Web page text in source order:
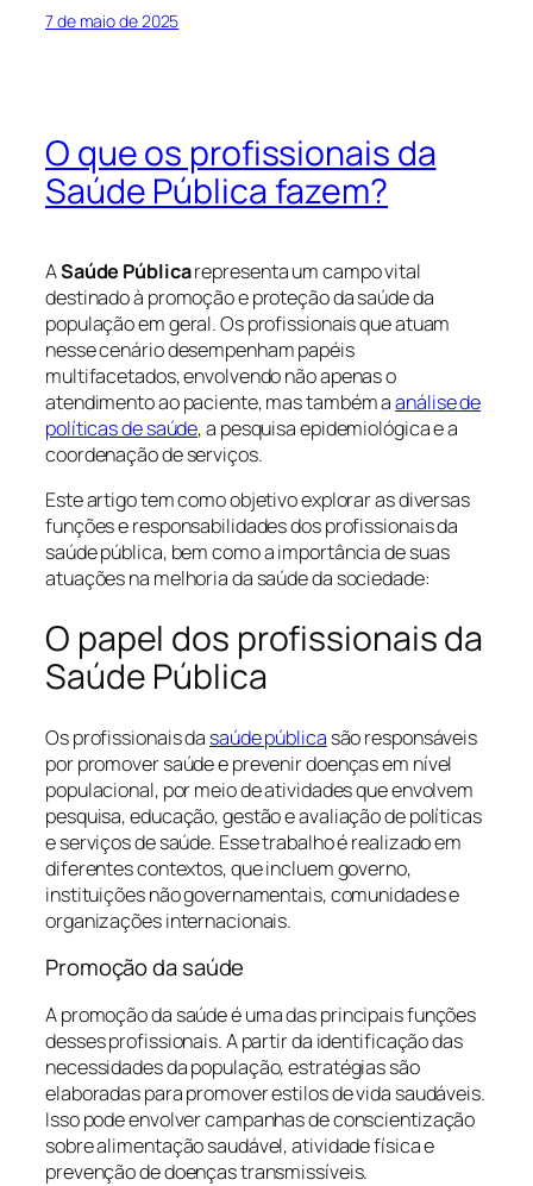
7 de maio de 2025
O que os profissionais da
Saúde Pública fazem?
ASaúde Públicarepresenta um campo vital
destinado à promoção e proteção da saúde da
população em geral. Os profissionais que atuam
nesse cenário desempenham papéis
multifacetados, envolvendo não apenas o
atendimento ao paciente, mas também aanálise de
políticas de saúde, a pesquisa epidemiológica e a
coordenação de serviços.
Este artigo tem como objetivo explorar as diversas
funções e responsabilidades dos profissionais da
saúde pública, bem como a importância de suas
atuações na melhoria da saúde da sociedade:
O papel dos profissionais da
Saúde Pública
Os profissionais da saúde pública são responsáveis
por promover saúde e prevenir doenças em nível
populacional, por meio de atividades que envolvem
pesquisa, educação, gestão e avaliação de políticas
e serviços de saúde. Esse trabalho é realizado em
diferentes contextos, que incluem governo,
instituições não governamentais, comunidades e
organizações internacionais.
Promoção da saúde
A promoção da saúde é uma das principais funções
desses profissionais. A partir da identificação das
necessidades da população, estratégias são
elaboradas para promover estilos de vida saudáveis.
Isso pode envolver campanhas de conscientização
sobre alimentação saudável, atividade física e
prevenção de doenças transmissíveis.